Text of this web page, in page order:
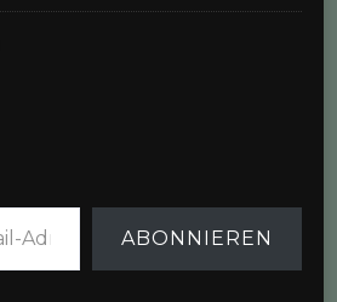
ABONNIEREN